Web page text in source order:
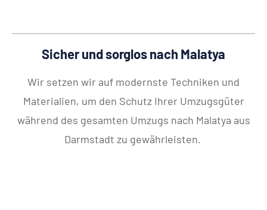
Sicher und sorglos nach Malatya
Wir setzen wir auf modernste Techniken und
Materialien, um den Schutz Ihrer Umzugsgüter
während des gesamten Umzugs nach Malatya aus
Darmstadt zu gewährleisten.